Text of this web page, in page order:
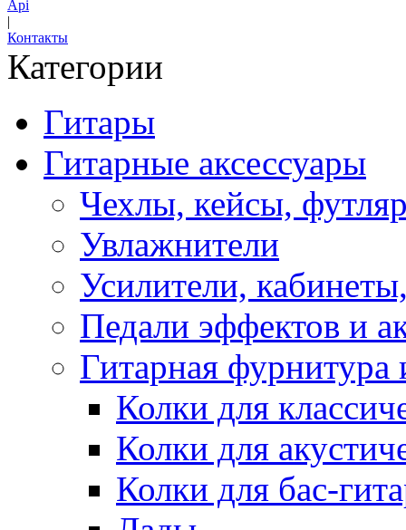
Api
|
Контакты
Категории
Гитары
Гитарные аксессуары
Чехлы, кейсы,
Увлажнители
Усилители,
Педали эффектов и
Гитарная фурнитура
Колки для
Колки для
Колки для бас-